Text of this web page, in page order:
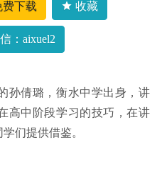
下载 收藏
：aixuel2
孙倩璐，衡水中学出身，讲
高中阶段学习的技巧，在讲
们提供借鉴。